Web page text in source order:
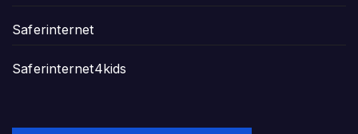
Saferinternet
Saferinternet4kids